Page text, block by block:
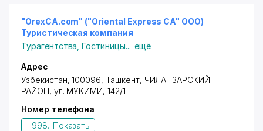
"OrexCA.com" ("Oriental Express CA" ООО)
Туристическая компания
Турагентства ,Гостиницы... ещё
Адрес
Узбекистан, 100096, Ташкент, ЧИЛАНЗАРСКИЙ
РАЙОН, ул. МУКИМИ, 142/1
Номер телефона
+998...Показать